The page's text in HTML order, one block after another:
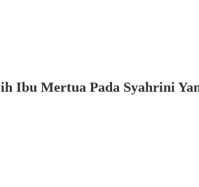
Ibu Mertua Pada Syahrini